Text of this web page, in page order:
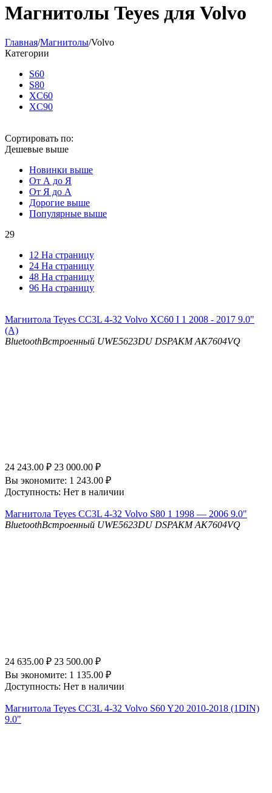
Магнитолы Teyes для Volvo
Главная/Магнитолы/Volvo
Категории
S60
S80
XC60
XC90
Сортировать по:
Дешевые выше
Новинки выше
От А до Я
От Я до А
Дорогие выше
Популярные выше
29
12 На страницу
24 На страницу
48 На страницу
96 На страницу
Магнитола Teyes CC3L 4-32 Volvo XC60 I 1 2008 - 2017 9.0"
(A)
BluetoothВстроенный UWE5623DU DSPAKM AK7604VQ
24 243.00 ₽ 23 000.00 ₽
Вы экономите: 1 243.00 ₽
Доступность: Нет в наличии
Магнитола Teyes CC3L 4-32 Volvo S80 1 1998 — 2006 9.0"
BluetoothВстроенный UWE5623DU DSPAKM AK7604VQ
24 635.00 ₽ 23 500.00 ₽
Вы экономите: 1 135.00 ₽
Доступность: Нет в наличии
Магнитола Teyes CC3L 4-32 Volvo S60 Y20 2010-2018 (1DIN)
9.0"